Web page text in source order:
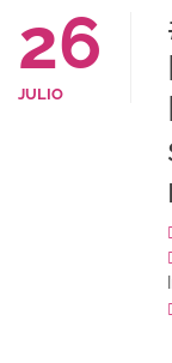
26
JULIO